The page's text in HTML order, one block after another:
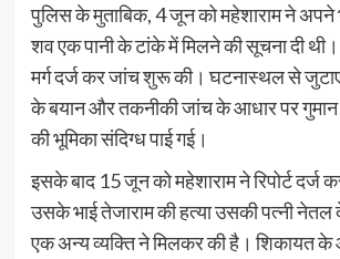
पुलिस के मुताबिक, 4 जून को महेशाराम ने अपने
शव एक पानी के टांके में मिलने की सूचना दी
मर्ग दर्ज कर जांच शुरू की। घटनास्थल से जुटाए
के बयान और तकनीकी जांच के आधार पर
की भूमिका संदिग्ध पाई गई।
इसके बाद 15 जून को महेशाराम ने रिपोर्ट दर्ज
उसके भाई तेजाराम की हत्या उसकी पत्नी नेतल
एक अन्य व्यक्ति ने मिलकर की है। शिकायत के